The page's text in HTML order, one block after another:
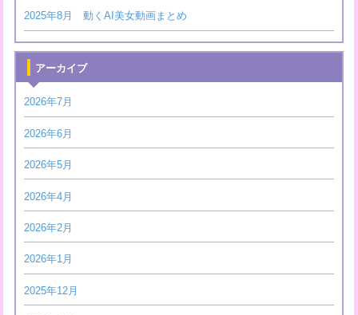
2025年8月 動くAI美女動画まとめ
アーカイブ
2026年7月
2026年6月
2026年5月
2026年4月
2026年2月
2026年1月
2025年12月